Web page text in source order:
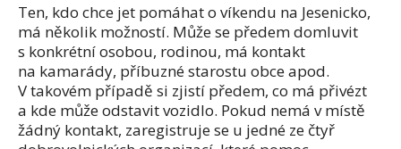
Ten, kdo chce jet pomáhat o víkendu na Jesenicko,
má několik možností. Může se předem domluvit
s konkrétní osobou, rodinou, má kontakt
na kamarády, příbuzné starostu obce apod.
V takovém případě si zjistí předem, co má přivézt
a kde může odstavit vozidlo. Pokud nemá v místě
žádný kontakt, zaregistruje se u jedné ze čtyř